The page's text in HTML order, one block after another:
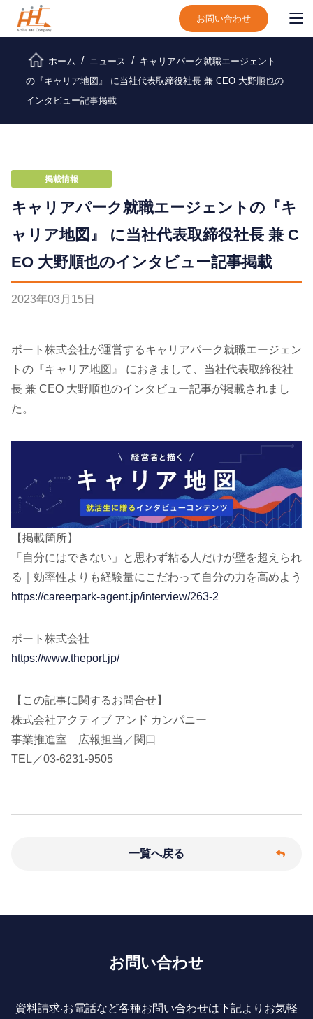
お問い合わせ
ホーム ニュース
キャリアパーク就職エージェント
の『キャリア地図』 に当社代表取締役社長 兼 CEO 大野順也の
インタビュー記事掲載
掲載情報
キャリアパーク就職エージェントの『キ
ャリア地図』 に当社代表取締役社長 兼 C
EO 大野順也のインタビュー記事掲載
2023年03 月 15 日
ポート株式会社が運営するキャリアパーク就職エージェン
トの『キャリア地図』 におきまして、当社代表取締役社
長 兼 CEO 大野順也のインタビュー記事が掲載されまし
た。
【掲載箇所】
「自分にはできない」と思わず粘る人だけが壁を超えられ
る｜効率性よりも経験量にこだわって自分の力を高めよう
https://careerpark-agent.jp/interview/263-2
ポート株式会社
https://www.theport.jp/
【この記事に関するお問合せ】
株式会社アクティブ アンド カンパニー
事業推進室 広報担当／関口
TEL／03-6231-9505
一覧へ戻る
お問い合わせ
資料請求‧お電話など各種お問い合わせは下記よりお気軽